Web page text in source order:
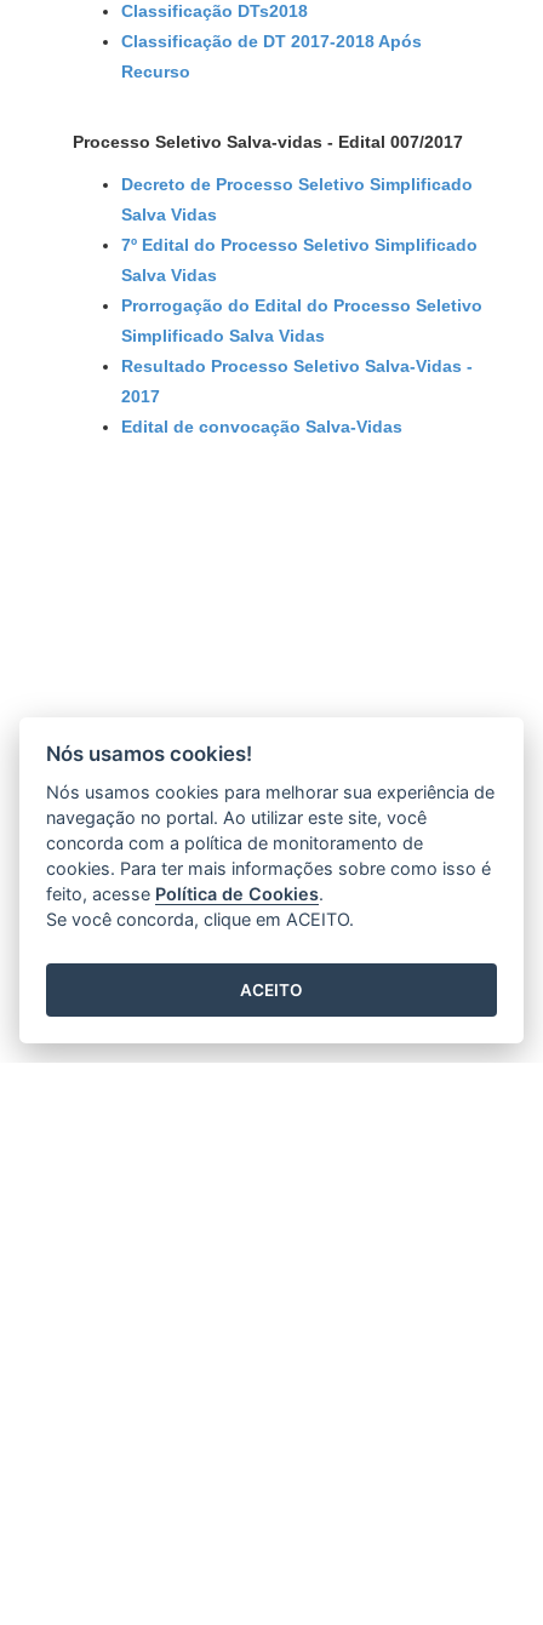
Classificação DTs2018
Classificação de DT 2017-2018 Após
Recurso
Processo Seletivo Salva-vidas - Edital 007/2017
Decreto de Processo Seletivo Simplificado
Salva Vidas
7º Edital do Processo Seletivo Simplificado
Salva Vidas
Prorrogação do Edital do Processo Seletivo
Simplificado Salva Vidas
Resultado Processo Seletivo Salva-Vidas -
2017
Edital de convocação Salva-Vidas
Nós usamos cookies!
Nós usamos cookies para melhorar sua experiência de
navegação no portal. Ao utilizar este site, você
concorda com a política de monitoramento de
cookies. Para ter mais informações sobre como isso é
feito, acesse Política de Cookies.
Se você concorda, clique em ACEITO.
ACEITO